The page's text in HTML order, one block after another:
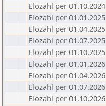
Elozahl per 01.10.2024
Elozahl per 01.01.2025
Elozahl per 01.04.2025
Elozahl per 01.07.2025
Elozahl per 01.10.2025
Elozahl per 01.01.2026
Elozahl per 01.04.2026
Elozahl per 01.07.2026
Elozahl per 01.10.2026